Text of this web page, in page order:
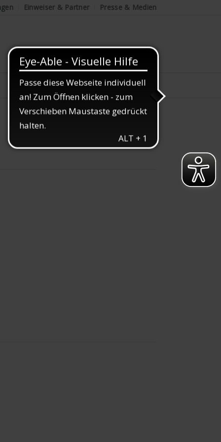
Einweiser & Partner Presse & Medien